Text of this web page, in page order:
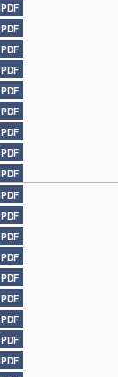
PDF
PDF
PDF
PDF
PDF
PDF
PDF
PDF
PDF
PDF
PDF
PDF
PDF
PDF
PDF
PDF
PDF
PDF